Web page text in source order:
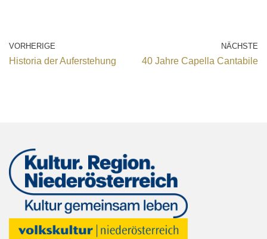
VORHERIGE
Historia der Auferstehung
NÄCHSTE
40 Jahre Capella Cantabile